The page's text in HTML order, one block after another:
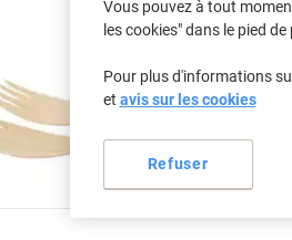
Vous pouvez à tout
les cookies" dans le pied
Pour plus d'informations
et avis sur les cookies
Refuser